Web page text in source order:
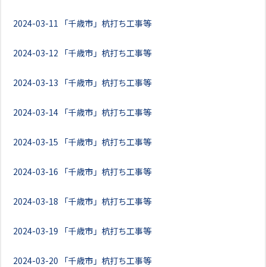
2024-03-11 「千歳市」杭打ち工事等
2024-03-12 「千歳市」杭打ち工事等
2024-03-13 「千歳市」杭打ち工事等
2024-03-14 「千歳市」杭打ち工事等
2024-03-15 「千歳市」杭打ち工事等
2024-03-16 「千歳市」杭打ち工事等
2024-03-18 「千歳市」杭打ち工事等
2024-03-19 「千歳市」杭打ち工事等
2024-03-20 「千歳市」杭打ち工事等